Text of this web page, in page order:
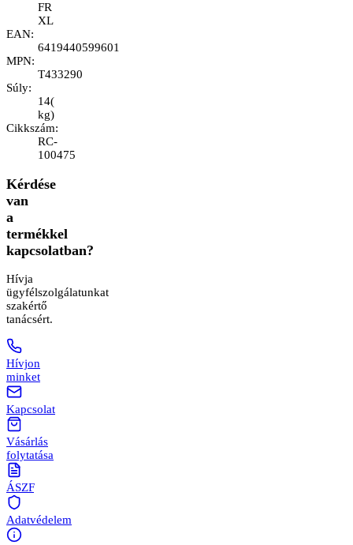
FR
XL
EAN:
6419440599601
MPN:
T433290
Súly:
14(
kg)
Cikkszám:
RC-
100475
Kérdése
van
a
termékkel
kapcsolatban?
Hívja
ügyfélszolgálatunkat
szakértő
tanácsért.
Hívjon
minket
Kapcsolat
Vásárlás
folytatása
ÁSZF
Adatvédelem